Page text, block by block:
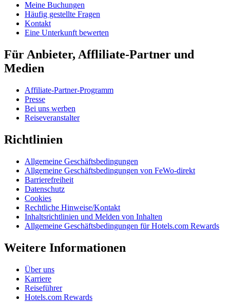
Meine Buchungen
Häufig gestellte Fragen
Kontakt
Eine Unterkunft bewerten
Für Anbieter, Affliliate-Partner und
Medien
Affiliate-Partner-Programm
Presse
Bei uns werben
Reiseveranstalter
Richtlinien
Allgemeine Geschäftsbedingungen
Allgemeine Geschäftsbedingungen von FeWo-direkt
Barrierefreiheit
Datenschutz
Cookies
Rechtliche Hinweise/Kontakt
Inhaltsrichtlinien und Melden von Inhalten
Allgemeine Geschäftsbedingungen für Hotels.com Rewards
Weitere Informationen
Über uns
Karriere
Reiseführer
Hotels.com Rewards